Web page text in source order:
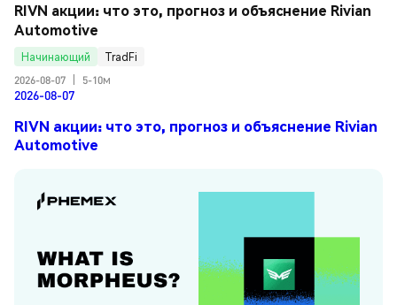
RIVN акции: что это, прогноз и объяснение Rivian
Automotive
Начинающий
TradFi
2026-08-07
5-10м
2026-08-07
RIVN акции: что это, прогноз и объяснение Rivian
Automotive